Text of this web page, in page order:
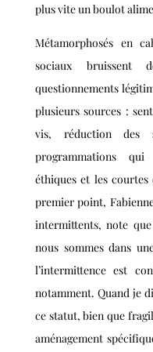
plus vite un boulot
Métamorphosés en
sociaux
questionnements
plusieurs sources :
vis, réduction des
programmations
éthiques et les
premier point,
intermittents, note
nous sommes dans
l’intermittence est
notamment. Quand je
ce statut, bien que
aménagement